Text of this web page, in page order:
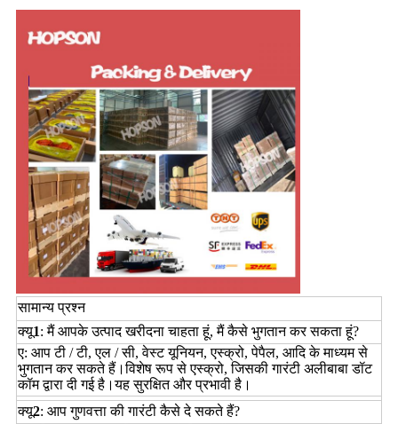
सामान्य प्रश्न
क्यू1: मैं आपके उत्पाद खरीदना चाहता हूं, मैं कैसे भुगतान कर सकता हूं?
ए: आप टी / टी, एल / सी, वेस्ट यूनियन, एस्क्रो, पेपैल, आदि के माध्यम से
भुगतान कर सकते हैं।विशेष रूप से एस्क्रो, जिसकी गारंटी अलीबाबा डॉट
कॉम द्वारा दी गई है।यह सुरक्षित और प्रभावी है।
क्यू2: आप गुणवत्ता की गारंटी कैसे दे सकते हैं?